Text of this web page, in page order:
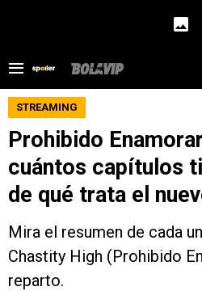
STREAMING
Prohibido
cuántos capítulos
de qué trata el
Mira el resumen de cada
Chastity High (Prohibido
reparto.